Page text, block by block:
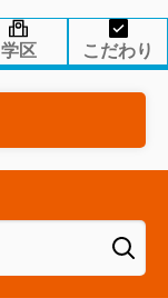
学区 こだわり